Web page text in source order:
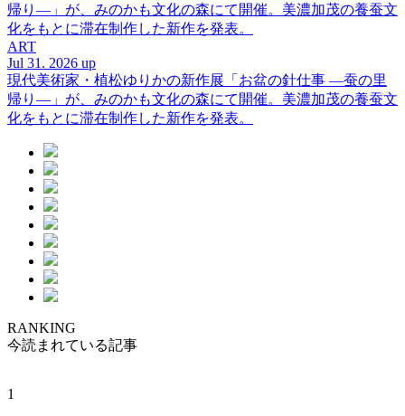
帰り―」が、みのかも文化の森にて開催。美濃加茂の養蚕文
化をもとに滞在制作した新作を発表。
ART
Jul 31. 2026 up
現代美術家・植松ゆりかの新作展「お盆の針仕事 ―蚕の里
帰り―」が、みのかも文化の森にて開催。美濃加茂の養蚕文
化をもとに滞在制作した新作を発表。
RANKING
今読まれている記事
1